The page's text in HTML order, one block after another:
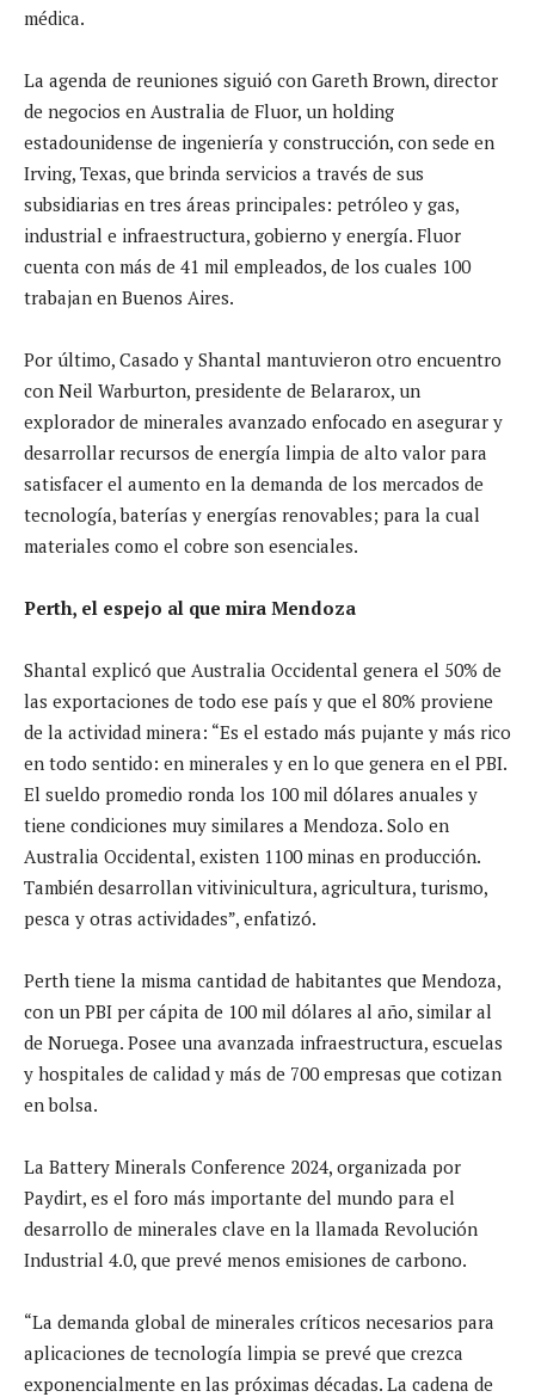
médica.
La agenda de reuniones siguió con Gareth Brown, director
de negocios en Australia de Fluor, un holding
estadounidense de ingeniería y construcción, con sede en
Irving, Texas, que brinda servicios a través de sus
subsidiarias en tres áreas principales: petróleo y gas,
industrial e infraestructura, gobierno y energía. Fluor
cuenta con más de 41 mil empleados, de los cuales 100
trabajan en Buenos Aires.
Por último, Casado y Shantal mantuvieron otro encuentro
con Neil Warburton, presidente de Belararox, un
explorador de minerales avanzado enfocado en asegurar y
desarrollar recursos de energía limpia de alto valor para
satisfacer el aumento en la demanda de los mercados de
tecnología, baterías y energías renovables; para la cual
materiales como el cobre son esenciales.
Perth, el espejo al que mira Mendoza
Shantal explicó que Australia Occidental genera el 50% de
las exportaciones de todo ese país y que el 80% proviene
de la actividad minera: “Es el estado más pujante y más rico
en todo sentido: en minerales y en lo que genera en el PBI.
El sueldo promedio ronda los 100 mil dólares anuales y
tiene condiciones muy similares a Mendoza. Solo en
Australia Occidental, existen 1100 minas en producción.
También desarrollan vitivinicultura, agricultura, turismo,
pesca y otras actividades”, enfatizó.
Perth tiene la misma cantidad de habitantes que Mendoza,
con un PBI per cápita de 100 mil dólares al año, similar al
de Noruega. Posee una avanzada infraestructura, escuelas
y hospitales de calidad y más de 700 empresas que cotizan
en bolsa.
La Battery Minerals Conference 2024, organizada por
Paydirt, es el foro más importante del mundo para el
desarrollo de minerales clave en la llamada Revolución
Industrial 4.0, que prevé menos emisiones de carbono.
“La demanda global de minerales críticos necesarios para
aplicaciones de tecnología limpia se prevé que crezca
exponencialmente en las próximas décadas. La cadena de